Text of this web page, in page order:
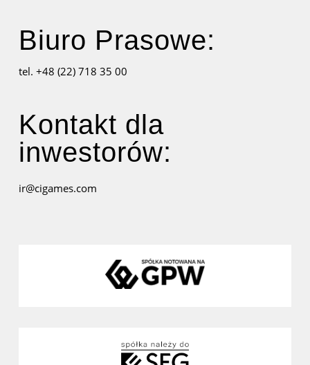
Biuro Prasowe:
tel. +48 (22) 718 35 00
Kontakt dla
inwestorów:
ir@cigames.com